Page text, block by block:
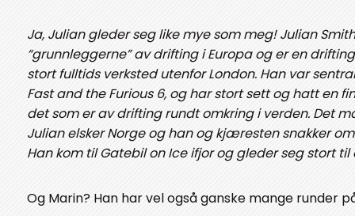
Ja, Julian gleder seg like mye som meg! Julian
“grunnleggerne” av drifting i Europa og er en
stort fulltids verksted utenfor London. Han var
Fast and the Furious 6, og har stort sett og hatt en
det som er av drifting rundt omkring i verden. Det
Julian elsker Norge og han og kjæresten snakker
Han kom til Gatebil on Ice ifjor og gleder seg stort
Og Marin? Han har vel også ganske mange runder